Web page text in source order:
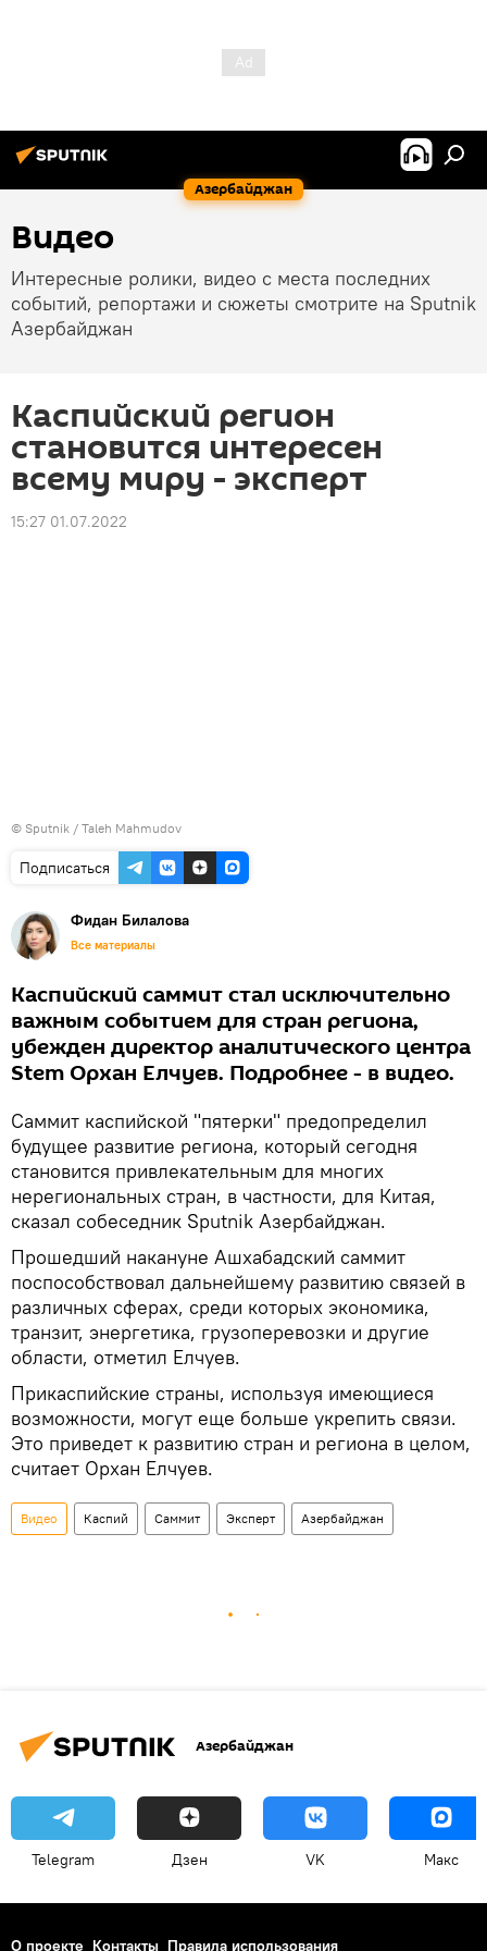
Азербайджан
Видео
Интересные ролики, видео с места последних
событий, репортажи и сюжеты смотрите на Sputnik
Азербайджан
Каспийский регион
становится интересен
всему миру - эксперт
15:27 01.07.2022
© Sputnik / Taleh Mahmudov
Подписаться
Фидан Билалова
Все материалы
Каспийский саммит стал исключительно
важным событием для стран региона,
убежден директор аналитического центра
Stem Орхан Елчуев. Подробнее - в видео.
Саммит каспийской "пятерки" предопределил
будущее развитие региона, который сегодня
становится привлекательным для многих
нерегиональных стран, в частности, для Китая,
сказал собеседник Sputnik Азербайджан.
Прошедший накануне Ашхабадский саммит
поспособствовал дальнейшему развитию связей в
различных сферах, среди которых экономика,
транзит, энергетика, грузоперевозки и другие
области, отметил Елчуев.
Прикаспийские страны, используя имеющиеся
возможности, могут еще больше укрепить связи.
Это приведет к развитию стран и региона в целом,
считает Орхан Елчуев.
Видео Каспий Саммит Эксперт Азербайджан
Азербайджан
Telegram Дзен VK Макс
О проекте Контакты Правила использования